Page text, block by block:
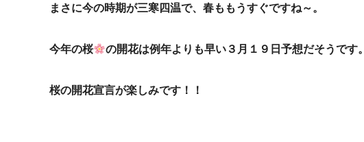
まさに今の時期が三寒四温で、春ももうすぐですね～。
今年の桜 の開花は例年よりも早い３月１９日予想だそうです。
桜の開花宣言が楽しみです！！